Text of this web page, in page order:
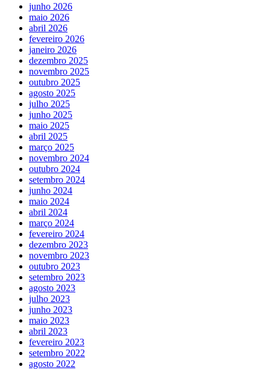
junho 2026
maio 2026
abril 2026
fevereiro 2026
janeiro 2026
dezembro 2025
novembro 2025
outubro 2025
agosto 2025
julho 2025
junho 2025
maio 2025
abril 2025
março 2025
novembro 2024
outubro 2024
setembro 2024
junho 2024
maio 2024
abril 2024
março 2024
fevereiro 2024
dezembro 2023
novembro 2023
outubro 2023
setembro 2023
agosto 2023
julho 2023
junho 2023
maio 2023
abril 2023
fevereiro 2023
setembro 2022
agosto 2022